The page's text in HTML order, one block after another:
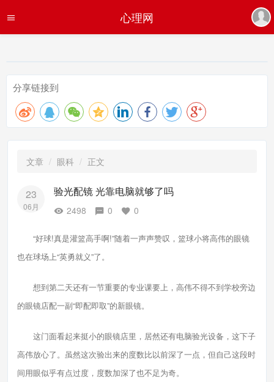
心理网
分享链接到
文章 眼科 正文
23
06月
验光配镜 光靠电脑就够了吗
2498 0 0
“好球!真是灌篮高手啊!”随着一声声赞叹，篮球小将高伟的眼镜
也在球场上“英勇就义”了。
想到第二天还有一节重要的专业课要上，高伟不得不到学校旁边
的眼镜店配一副“即配即取”的新眼镜。
这门面看起来挺小的眼镜店里，居然还有电脑验光设备，这下子
高伟放心了。虽然这次验出来的度数比以前深了一点，但自己这段时
间用眼似乎有点过度，度数加深了也不足为奇。